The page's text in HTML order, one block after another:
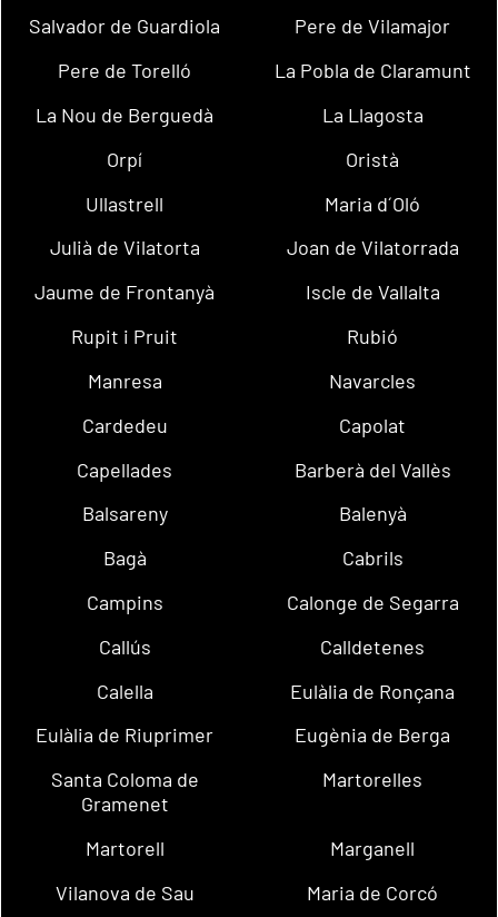
Salvador de Guardiola
Pere de Vilamajor
Pere de Torelló
La Pobla de Claramunt
La Nou de Berguedà
La Llagosta
Orpí
Oristà
Ullastrell
Maria d´Oló
Julià de Vilatorta
Joan de Vilatorrada
Jaume de Frontanyà
Iscle de Vallalta
Rupit i Pruit
Rubió
Manresa
Navarcles
Cardedeu
Capolat
Capellades
Barberà del Vallès
Balsareny
Balenyà
Bagà
Cabrils
Campins
Calonge de Segarra
Callús
Calldetenes
Calella
Eulàlia de Ronçana
Eulàlia de Riuprimer
Eugènia de Berga
Santa Coloma de
Gramenet
Martorelles
Martorell
Marganell
Vilanova de Sau
Maria de Corcó